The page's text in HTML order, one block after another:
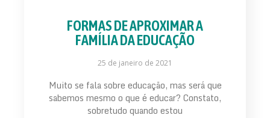
FORMAS DE APROXIMAR A
FAMÍLIA DA EDUCAÇÃO
25 de janeiro de 2021
Muito se fala sobre educação, mas será que
sabemos mesmo o que é educar? Constato,
sobretudo quando estou